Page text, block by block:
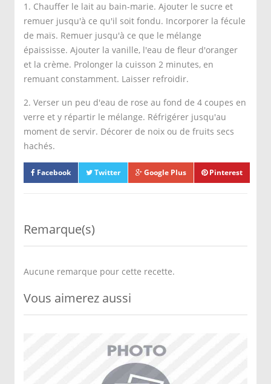
1. Chauffer le lait au bain-marie. Ajouter le sucre et
remuer jusqu'à ce qu'il soit fondu. Incorporer la fécule
de maïs. Remuer jusqu'à ce que le mélange
épaississe. Ajouter la vanille, l'eau de fleur d'oranger
et la crème. Prolonger la cuisson 2 minutes, en
remuant constamment. Laisser refroidir.
2. Verser un peu d'eau de rose au fond de 4 coupes en
verre et y répartir le mélange. Réfrigérer jusqu'au
moment de servir. Décorer de noix ou de fruits secs
hachés.
Facebook Twitter Google Plus Pinterest
Remarque(s)
Aucune remarque pour cette recette.
Vous aimerez aussi